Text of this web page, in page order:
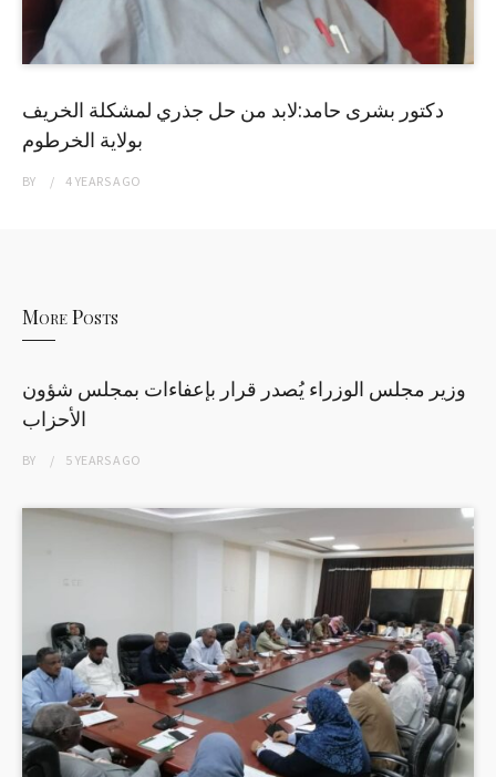
دكتور بشرى حامد:لابد من حل جذري لمشكلة الخريف
بولاية الخرطوم
BY 4 YEARSAGO
More Posts
وزير مجلس الوزراء يُصدر قرار بإعفاءات بمجلس شؤون
الأحزاب
BY 5 YEARSAGO